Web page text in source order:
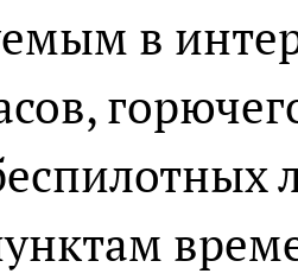
в